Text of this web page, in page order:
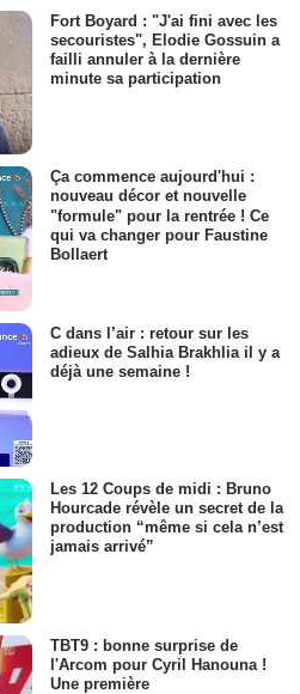
Fort Boyard : "J'ai fini avec les
secouristes", Elodie Gossuin a
failli annuler à la dernière
minute sa participation
Ça commence aujourd'hui :
nouveau décor et nouvelle
"formule" pour la rentrée ! Ce
qui va changer pour Faustine
Bollaert
C dans l’air : retour sur les
adieux de Salhia Brakhlia il y a
déjà une semaine !
Les 12 Coups de midi : Bruno
Hourcade révèle un secret de la
production “même si cela n’est
jamais arrivé”
TBT9 : bonne surprise de
l'Arcom pour Cyril Hanouna !
Une première